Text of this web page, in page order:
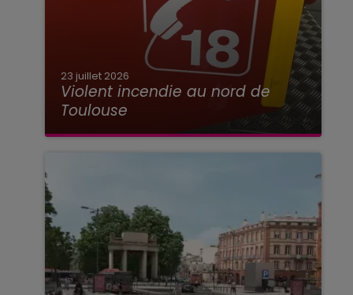
23 juillet 2026
Violent incendie au nord de
Toulouse